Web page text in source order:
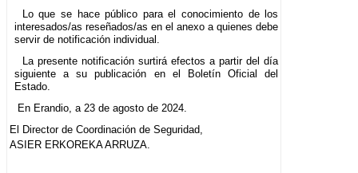
Lo que se hace público para el conocimiento de los
interesados/as reseñados/as en el anexo a quienes debe
servir de notificación individual.
La presente notificación surtirá efectos a partir del día
siguiente a su publicación en el Boletín Oficial del
Estado.
En Erandio, a 23 de agosto de 2024.
El Director de Coordinación de Seguridad,
ASIER ERKOREKA ARRUZA.